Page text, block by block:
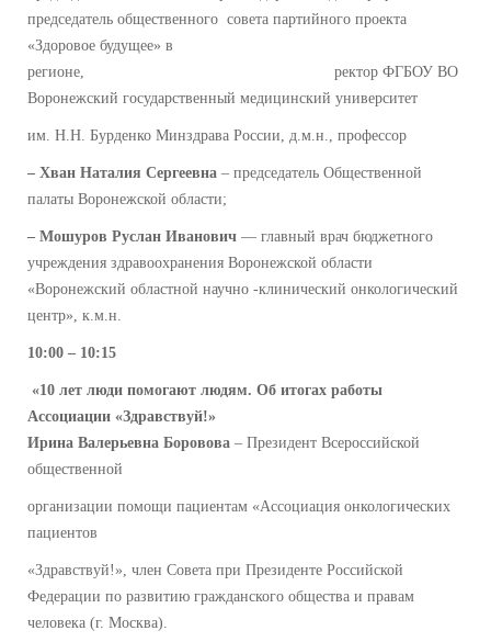
председатель общественного совета партийного проекта
«Здоровое будущее» в
регионе, ректор ФГБОУ ВО
Воронежский государственный медицинский университет
им. Н.Н. Бурденко Минздрава России, д.м.н., профессор
– Хван Наталия Сергеевна – председатель Общественной
палаты Воронежской области;
– Мошуров Руслан Иванович — главный врач бюджетного
учреждения здравоохранения Воронежской области
«Воронежский областной научно -клинический онкологический
центр», к.м.н.
10:00 – 10:15
«10 лет люди помогают людям. Об итогах работы
Ассоциации «Здравствуй!»
Ирина Валерьевна Боровова – Президент Всероссийской
общественной
организации помощи пациентам «Ассоциация онкологических
пациентов
«Здравствуй!», член Совета при Президенте Российской
Федерации по развитию гражданского общества и правам
человека (г. Москва).